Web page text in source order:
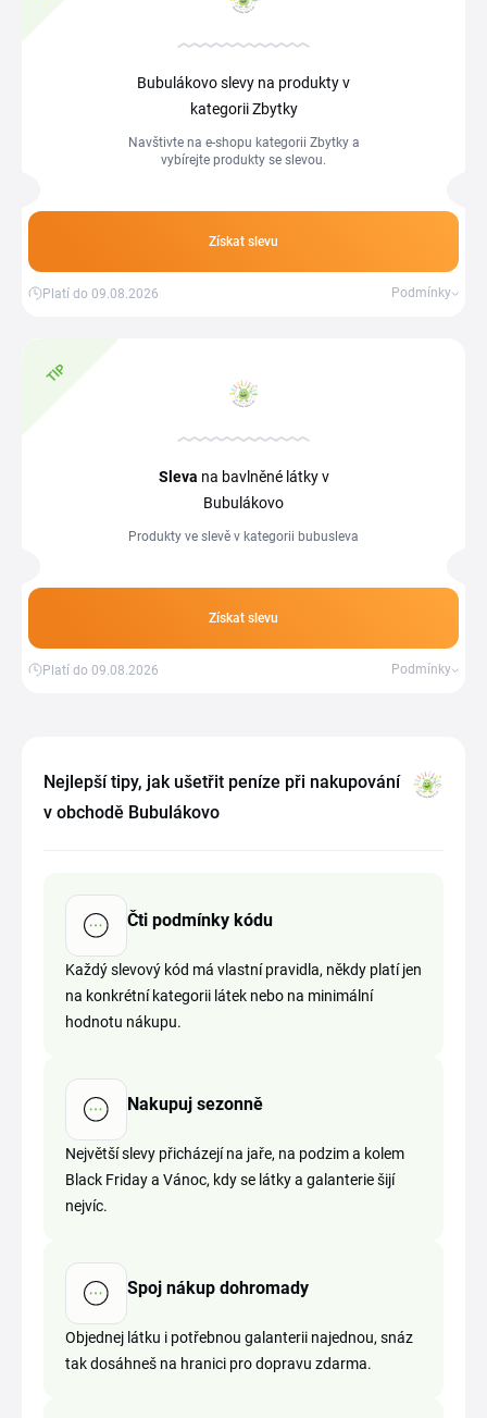
Bubulákovo slevy na produkty v
kategorii Zbytky
Navštivte na e-shopu kategorii Zbytky a
vybírejte produkty se slevou.
Získat slevu
Platí do 09.08.2026 Podmínky
TIP
Sleva na bavlněné látky v
Bubulákovo
Produkty ve slevě v kategorii bubusleva
Získat slevu
Platí do 09.08.2026 Podmínky
Nejlepší tipy, jak ušetřit peníze při nakupování
v obchodě Bubulákovo
Čti podmínky kódu
Každý slevový kód má vlastní pravidla, někdy platí jen
na konkrétní kategorii látek nebo na minimální
hodnotu nákupu.
Nakupuj sezonně
Největší slevy přicházejí na jaře, na podzim a kolem
Black Friday a Vánoc, kdy se látky a galanterie šijí
nejvíc.
Spoj nákup dohromady
Objednej látku i potřebnou galanterii najednou, snáz
tak dosáhneš na hranici pro dopravu zdarma.